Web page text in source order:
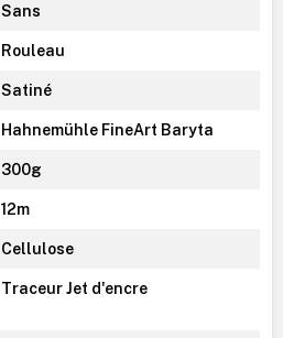
Sans
Rouleau
Satiné
Hahnemühle FineArt Baryta
300g
12m
Cellulose
Traceur Jet d'encre